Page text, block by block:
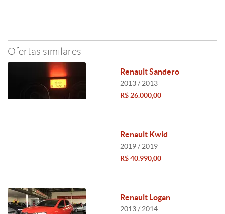
Ofertas similares
Renault Sandero
2013 / 2013
R$ 26.000,00
Renault Kwid
2019 / 2019
R$ 40.990,00
Renault Logan
2013 / 2014